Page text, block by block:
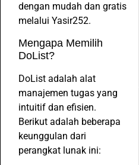
dengan mudah dan gratis
melalui Yasir252.
Mengapa Memilih
DoList?
DoList adalah alat
manajemen tugas yang
intuitif dan efisien.
Berikut adalah beberapa
keunggulan dari
perangkat lunak ini: